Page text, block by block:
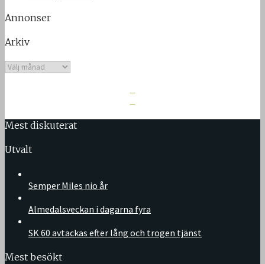
Annonser
Arkiv
Arkiv
Mest diskuterat
Utvalt
Semper Miles nio år
Almedalsveckan i dagarna fyra
SK 60 avtackas efter lång och trogen tjänst
Mest besökt